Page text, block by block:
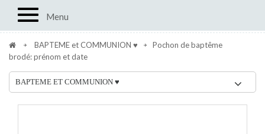
Toggle navigation
Menu
BAPTEME et COMMUNION ♥
Pochon de baptême
brodé: prénom et date
BAPTEME ET COMMUNION ♥